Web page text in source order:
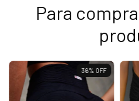
Para
36% OFF